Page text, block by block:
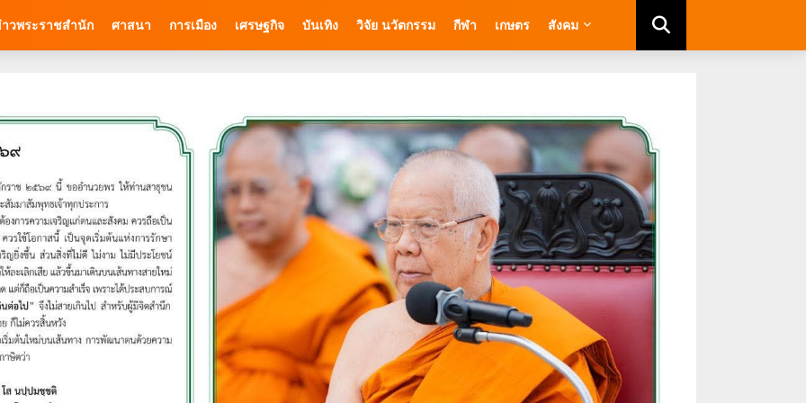
วพระราชสำนัก ศาสนา การเมือง เศรษฐกิจ บันเทิง วิจัย นวัตกรรม กีฬา เกษตร สังคม